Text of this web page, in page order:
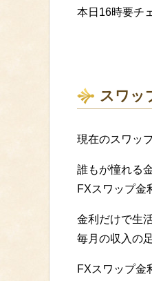
本日16時要チ
スワッ
現在のスワッ
誰もが憧れる
FXスワップ金
金利だけで生
毎月の収入の
FXスワップ金